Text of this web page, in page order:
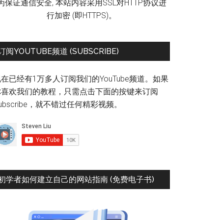
保证通信安全, 本站内容采用SSL对HTTP协议进
行加密 (即HTTPS)。
阅YOUTUBE频道 (SUBSCRIBE)
已经有1万多人订阅我们的YouTube频道。如果
欢我们的教程，只需点击下面的按键来订阅
，就不错过任何精彩视频。
学者如何建立自己的网站指南 (免费电子书)